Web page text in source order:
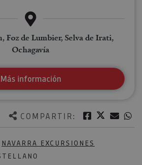
COMPARTIR: Facebook
Twitter
NAVARRA EXCURSIONES
Foz de Lumbier, Selva de Irati,
Ochagavía
Más información